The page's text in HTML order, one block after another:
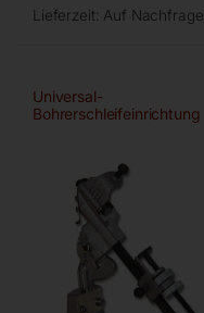
Lieferzeit: Auf Nachfrage
Universal-
Bohrerschleifeinrichtung